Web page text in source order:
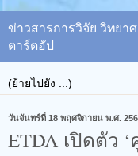
ข่าวสารการวิจัย วิทยา
ตาร์ตอัป
วันจันทร์ที่ 18 พฤศจิกายน พ.ศ.
ETDA เปิดตัว